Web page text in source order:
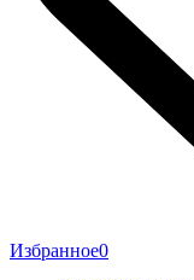
Избранное0